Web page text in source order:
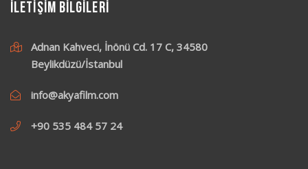
İLETİŞİM BİLGİLERİ
Adnan Kahveci, İnönü Cd. 17 C, 34580
Beylikdüzü/İstanbul
info@akyafilm.com
+90 535 484 57 24